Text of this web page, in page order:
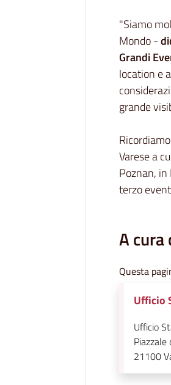
"Siamo
Mondo -
Grandi
location e
grande
Varese a
Poznan,
terzo
A cura
Questa
Ufficio
Ufficio
Piazzale
21100